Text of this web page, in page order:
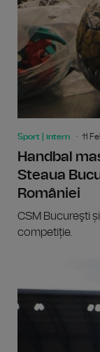
Sport | intern 11
Handbal
Steaua
României
CSM Bucureşti
competiție.